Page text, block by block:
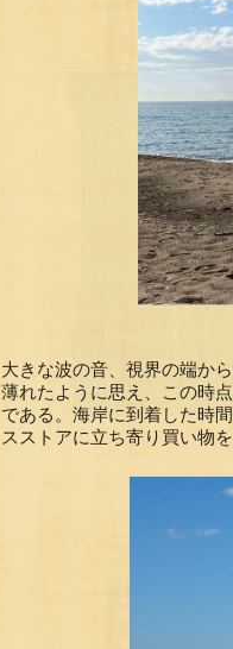
大きな波の音、視界の端か
薄れたように思え、この時
である。海岸に到着した時
スストアに立ち寄り買い物